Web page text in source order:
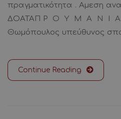
πραγματικότητα . Αμεση
ΔΟΑΤΑΠ Ρ Ο Υ Μ Α
Θωμόπουλος υπεύθυνος
Continue Reading